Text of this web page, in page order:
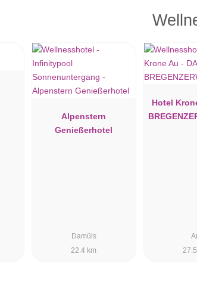
Alpenstern
Genießerhotel
Damüls
22.4 km
Hotel